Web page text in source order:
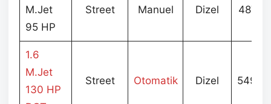
M.Jet
95 HP
Street Manuel Dizel
1.6
M.Jet
130 HP
Street Otomatik Dizel